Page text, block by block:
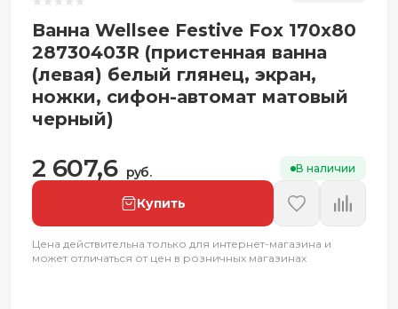
Ванна Wellsee Festive Fox 170x80
28730403R (пристенная ванна
(левая) белый глянец, экран,
ножки, сифон-автомат матовый
черный)
2 607,6 руб. В наличии
Купить
Цена действительна только для интернет-магазина и
может отличаться от цен в розничных магазинах